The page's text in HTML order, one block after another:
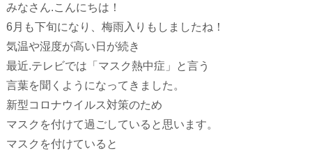
みなさん.こんにちは！
6月も下旬になり、梅雨入りもしましたね！
気温や湿度が高い日が続き
最近.テレビでは「マスク熱中症」と言う
言葉を聞くようになってきました。
新型コロナウイルス対策のため
マスクを付けて過ごしていると思います。
マスクを付けていると